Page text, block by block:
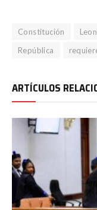
Constitución
República
ARTÍCULOS